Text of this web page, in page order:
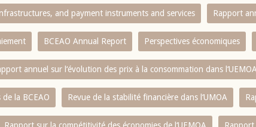
and payment instruments and services Rapport
BCEAO Annual Report Perspectives économiques
annuel sur l‘évolution des prix à la consommation dans
la BCEAO Revue de la stabilité financière dans l‘UMOA